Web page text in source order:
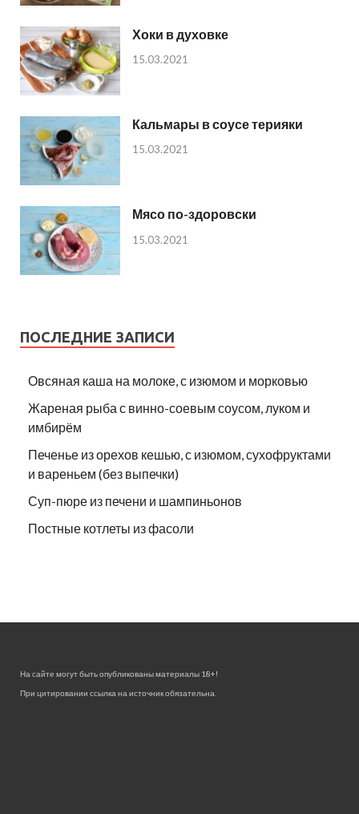
Хоки в духовке
15.03.2021
Кальмары в соусе терияки
15.03.2021
Мясо по-здоровски
15.03.2021
ПОСЛЕДНИЕ ЗАПИСИ
Овсяная каша на молоке, с изюмом и морковью
Жареная рыба с винно-соевым соусом, луком и
имбирём
Печенье из орехов кешью, с изюмом, сухофруктами
и вареньем (без выпечки)
Суп-пюре из печени и шампиньонов
Постные котлеты из фасоли
На сайте могут быть опубликованы материалы 18+!
При цитировании ссылка на источник обязательна.